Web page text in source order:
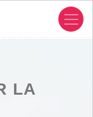
LA